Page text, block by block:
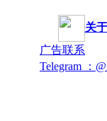
关
广告联系
Telegram ：